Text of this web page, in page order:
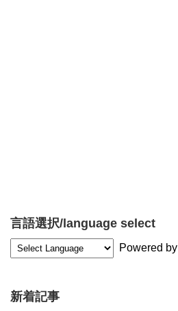
言語選択/language select
Powered by
新着記事